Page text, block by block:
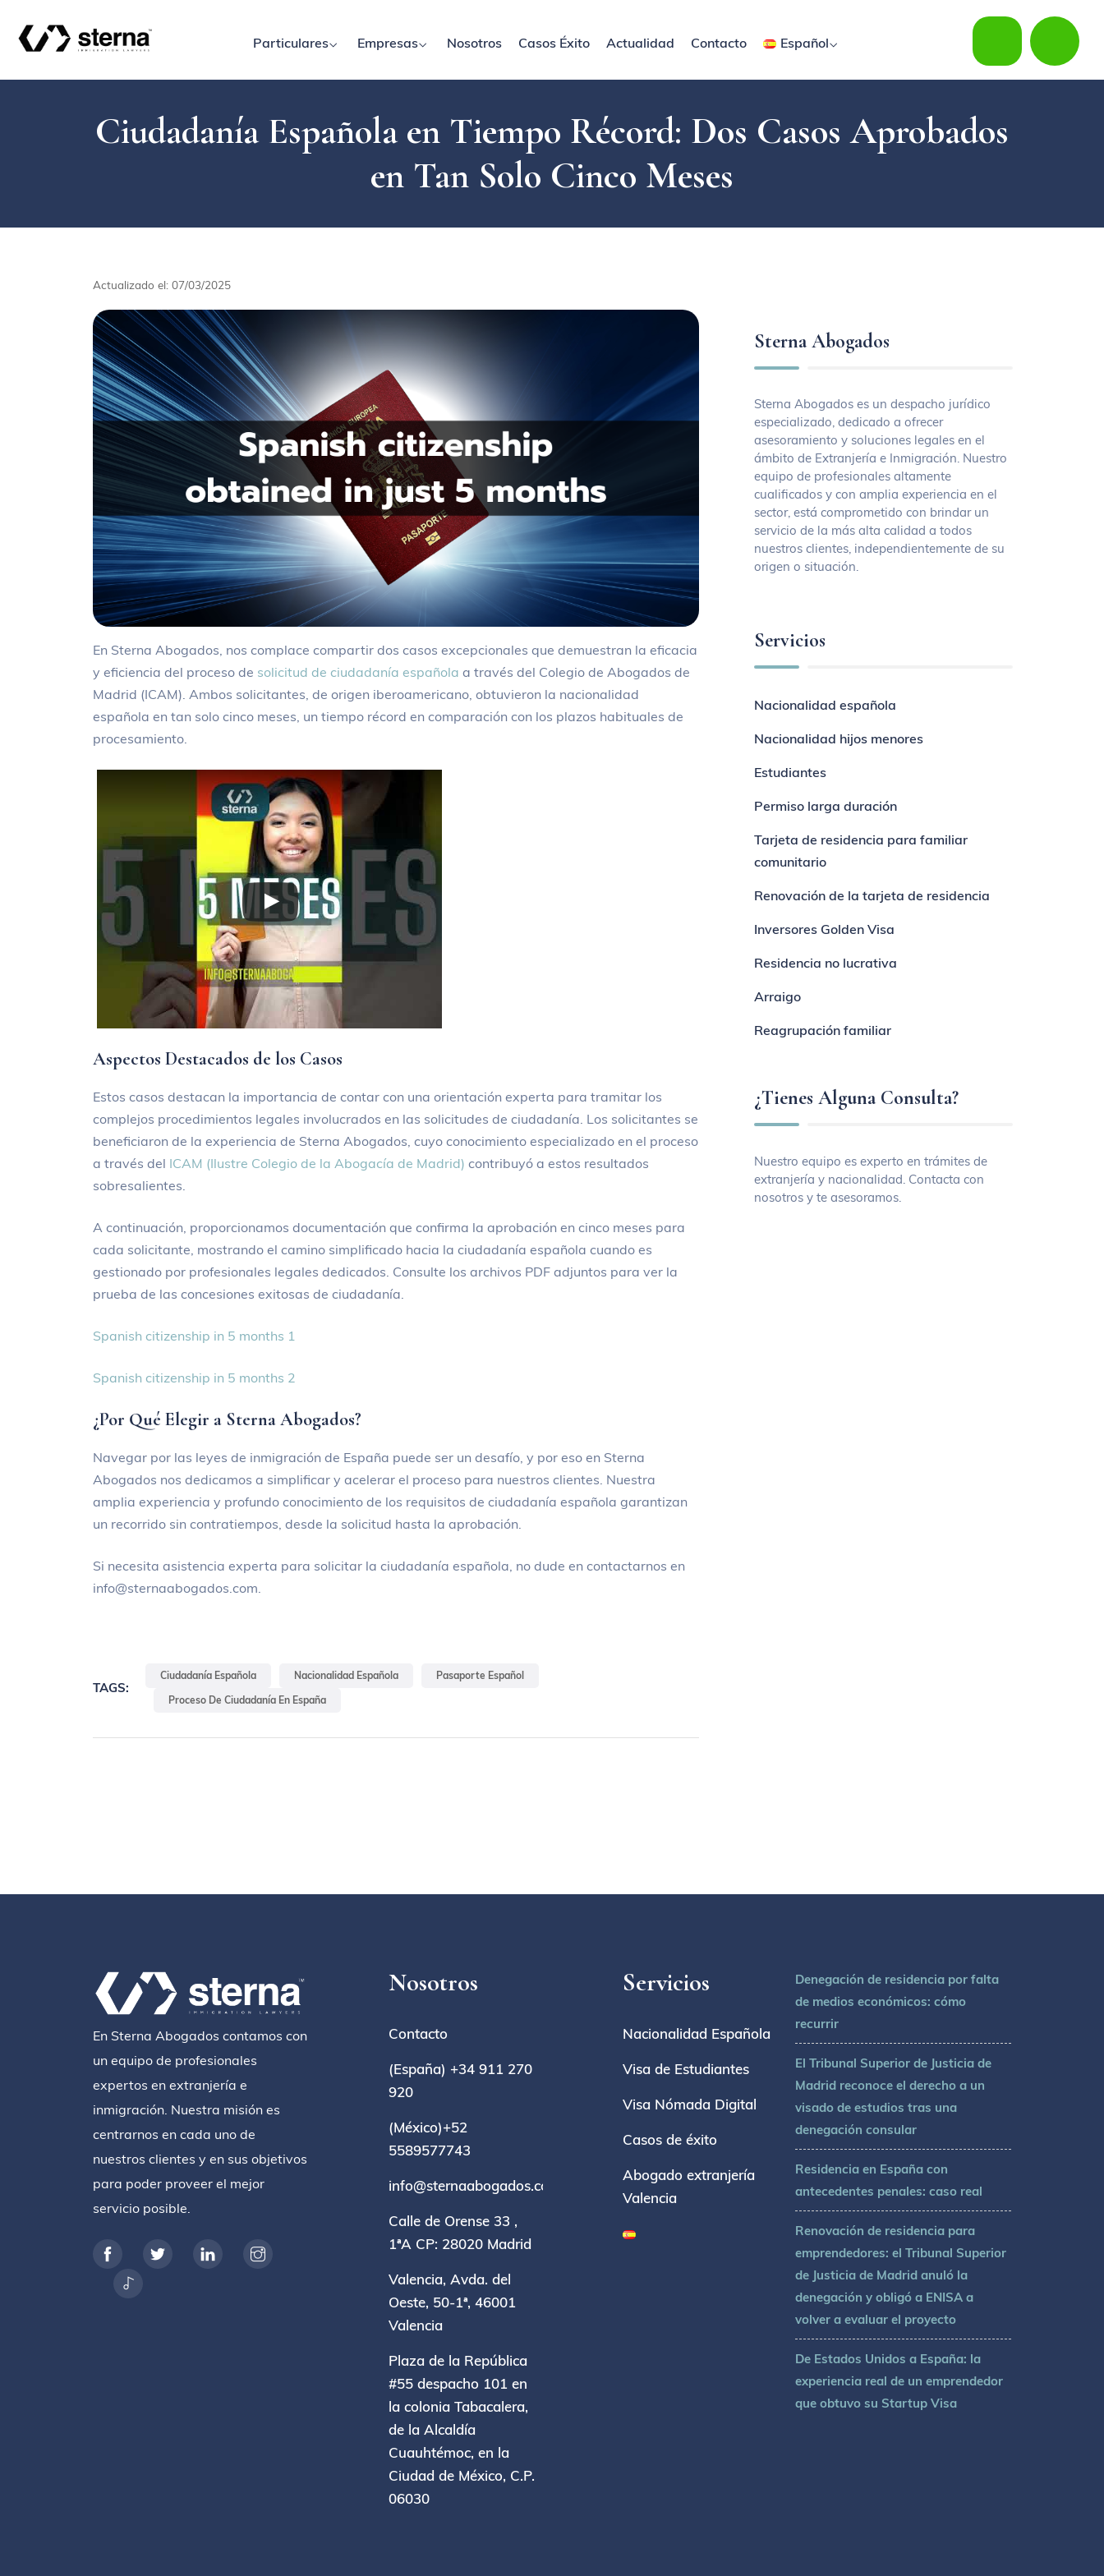
Particulares Empresas Nosotros Casos Éxito Actualidad Contacto Español
Ciudadanía Española en Tiempo Récord: Dos Casos Aprobados
en Tan Solo Cinco Meses
Actualizado el: 07/03/2025
En Sterna Abogados, nos complace compartir dos casos excepcionales que demuestran la eficacia
y eficiencia del proceso de solicitud de ciudadanía española a través del Colegio de Abogados de
Madrid (ICAM). Ambos solicitantes, de origen iberoamericano, obtuvieron la nacionalidad
española en tan solo cinco meses, un tiempo récord en comparación con los plazos habituales de
procesamiento.
Aspectos Destacados de los Casos
Estos casos destacan la importancia de contar con una orientación experta para tramitar los
complejos procedimientos legales involucrados en las solicitudes de ciudadanía. Los solicitantes se
beneficiaron de la experiencia de Sterna Abogados, cuyo conocimiento especializado en el proceso
a través del ICAM (Ilustre Colegio de la Abogacía de Madrid) contribuyó a estos resultados
sobresalientes.
A continuación, proporcionamos documentación que confirma la aprobación en cinco meses para
cada solicitante, mostrando el camino simplificado hacia la ciudadanía española cuando es
gestionado por profesionales legales dedicados. Consulte los archivos PDF adjuntos para ver la
prueba de las concesiones exitosas de ciudadanía.
Spanish citizenship in 5 months 1
Spanish citizenship in 5 months 2
¿Por Qué Elegir a Sterna Abogados?
Navegar por las leyes de inmigración de España puede ser un desafío, y por eso en Sterna
Abogados nos dedicamos a simplificar y acelerar el proceso para nuestros clientes. Nuestra
amplia experiencia y profundo conocimiento de los requisitos de ciudadanía española garantizan
un recorrido sin contratiempos, desde la solicitud hasta la aprobación.
Si necesita asistencia experta para solicitar la ciudadanía española, no dude en contactarnos en
info@sternaabogados.com.
TAGS:
Ciudadanía Española Nacionalidad Española
Pasaporte Español
Proceso De Ciudadanía En España
Sterna Abogados
Sterna Abogados es un despacho jurídico
especializado, dedicado a ofrecer
asesoramiento y soluciones legales en el
ámbito de Extranjería e Inmigración. Nuestro
equipo de profesionales altamente
cualificados y con amplia experiencia en el
sector, está comprometido con brindar un
servicio de la más alta calidad a todos
nuestros clientes, independientemente de su
origen o situación.
Servicios
Nacionalidad española
Nacionalidad hijos menores
Estudiantes
Permiso larga duración
Tarjeta de residencia para familiar
comunitario
Renovación de la tarjeta de residencia
Inversores Golden Visa
Residencia no lucrativa
Arraigo
Reagrupación familiar
¿Tienes Alguna Consulta?
Nuestro equipo es experto en trámites de
extranjería y nacionalidad. Contacta con
nosotros y te asesoramos.
En Sterna Abogados contamos con
un equipo de profesionales
expertos en extranjería e
inmigración. Nuestra misión es
centrarnos en cada uno de
nuestros clientes y en sus objetivos
para poder proveer el mejor
servicio posible.
Nosotros
Contacto
(España) +34 911 270
920
(México)+52
5589577743
info@sternaabogados.com
Calle de Orense 33 ,
1ªA CP: 28020 Madrid
Valencia, Avda. del
Oeste, 50-1ª, 46001
Valencia
Plaza de la República
#55 despacho 101 en
la colonia Tabacalera,
de la Alcaldía
Cuauhtémoc, en la
Ciudad de México, C.P.
06030
Servicios
Nacionalidad Española
Visa de Estudiantes
Visa Nómada Digital
Casos de éxito
Abogado extranjería
Valencia
Denegación de residencia por falta
de medios económicos: cómo
recurrir
El Tribunal Superior de Justicia de
Madrid reconoce el derecho a un
visado de estudios tras una
denegación consular
Residencia en España con
antecedentes penales: caso real
Renovación de residencia para
emprendedores: el Tribunal Superior
de Justicia de Madrid anuló la
denegación y obligó a ENISA a
volver a evaluar el proyecto
De Estados Unidos a España: la
experiencia real de un emprendedor
que obtuvo su Startup Visa